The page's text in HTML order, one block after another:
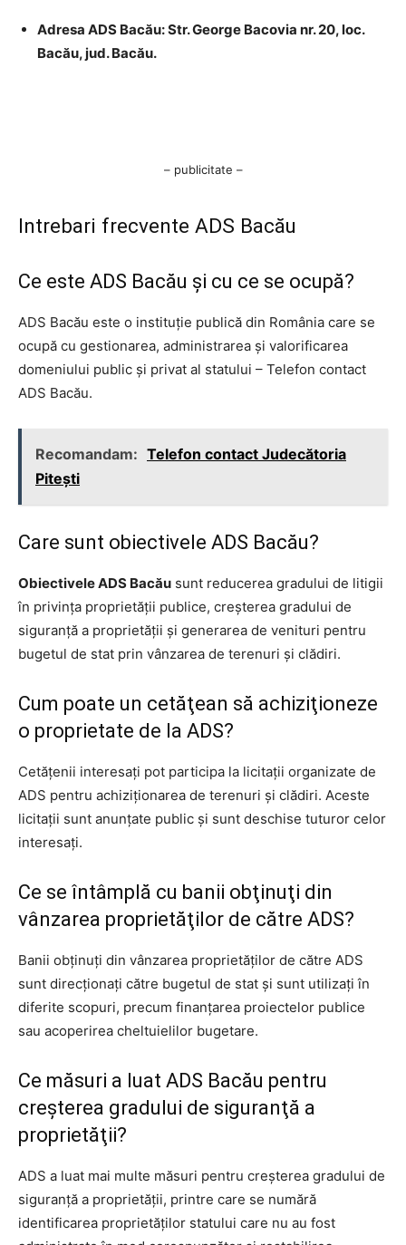
Adresa ADS Bacău: Str. George Bacovia nr. 20, loc.
Bacău, jud. Bacău.
– publicitate –
Intrebari frecvente ADS Bacău
Ce este ADS Bacău şi cu ce se ocupă?
ADS Bacău este o instituţie publică din România care se
ocupă cu gestionarea, administrarea şi valorificarea
domeniului public şi privat al statului – Telefon contact
ADS Bacău.
Recomandam: Telefon contact Judecătoria
Pitești
Care sunt obiectivele ADS Bacău?
Obiectivele ADS Bacău sunt reducerea gradului de litigii
în privinţa proprietăţii publice, creşterea gradului de
siguranţă a proprietăţii şi generarea de venituri pentru
bugetul de stat prin vânzarea de terenuri şi clădiri.
Cum poate un cetăţean să achiziţioneze
o proprietate de la ADS?
Cetăţenii interesaţi pot participa la licitaţii organizate de
ADS pentru achiziţionarea de terenuri şi clădiri. Aceste
licitaţii sunt anunţate public şi sunt deschise tuturor celor
interesaţi.
Ce se întâmplă cu banii obţinuţi din
vânzarea proprietăţilor de către ADS?
Banii obţinuţi din vânzarea proprietăţilor de către ADS
sunt direcţionaţi către bugetul de stat şi sunt utilizaţi în
diferite scopuri, precum finanţarea proiectelor publice
sau acoperirea cheltuielilor bugetare.
Ce măsuri a luat ADS Bacău pentru
creşterea gradului de siguranţă a
proprietăţii?
ADS a luat mai multe măsuri pentru creşterea gradului de
siguranţă a proprietăţii, printre care se numără
identificarea proprietăţilor statului care nu au fost